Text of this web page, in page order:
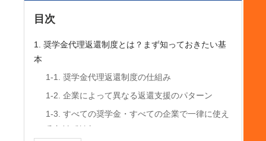
目次
1. 奨学金代理返還制度とは？まず知っておきたい基
本
1-1. 奨学金代理返還制度の仕組み
1-2. 企業によって異なる返還支援のパターン
1-3. すべての奨学金・すべての企業で一律に使え
るわけではない